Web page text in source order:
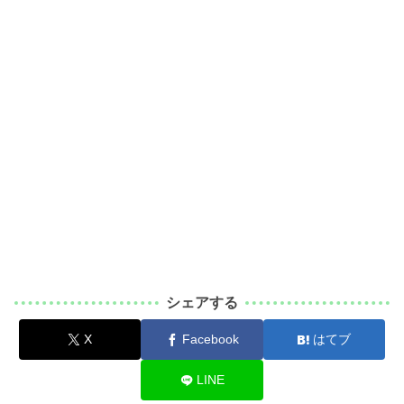
シェアする
X Facebook はてブ
LINE